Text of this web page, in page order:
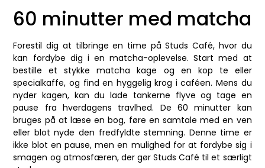
60 minutter med matcha
Forestil dig at tilbringe en time på Studs Café, hvor du
kan fordybe dig i en matcha-oplevelse. Start med at
bestille et stykke matcha kage og en kop te eller
specialkaffe, og find en hyggelig krog i caféen. Mens du
nyder kagen, kan du lade tankerne flyve og tage en
pause fra hverdagens travlhed. De 60 minutter kan
bruges på at læse en bog, føre en samtale med en ven
eller blot nyde den fredfyldte stemning. Denne time er
ikke blot en pause, men en mulighed for at fordybe sig i
smagen og atmosfæren, der gør Studs Café til et særligt